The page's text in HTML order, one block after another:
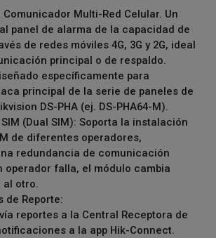
Multi-Red Celular. Un
panel de alarma de la capacidad de
de redes móviles 4G, 3G y 2G, ideal
principal o de respaldo.
específicamente para
principal de la serie de paneles de
DS-PHA (ej. DS-PHA64-M).
(Dual SIM): Soporta la instalación
de diferentes operadores,
redundancia de comunicación
operador falla, el módulo cambia
al otro.
de Reporte:
reportes a la Central Receptora de
a la app Hik-Connect.